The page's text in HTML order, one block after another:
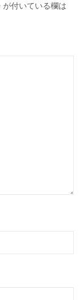
が付いている欄は